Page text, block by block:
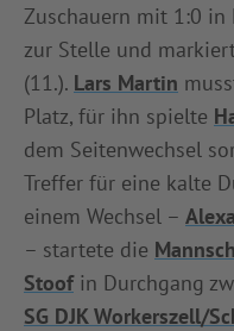
Zuschauern mit 1:0 in
zur Stelle und
(11.). Lars Martin
Platz, für ihn spielte
dem Seitenwechsel
Treffer für eine kalte
einem Wechsel –
– startete die
Stoofin Durchgang
SG DJK Workerszell/